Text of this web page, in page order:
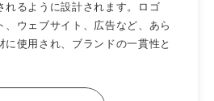
れるように設計されます。ロゴ
、ウェブサイト、広告など、あら
使用され、ブランドの一貫性と